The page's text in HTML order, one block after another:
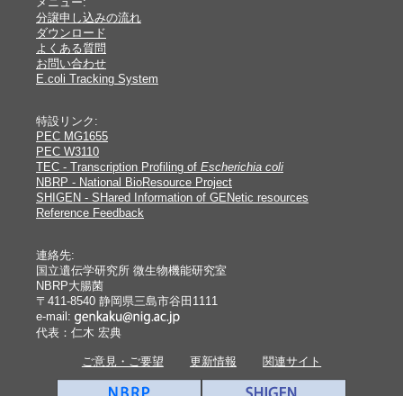
メニュー:
分譲申し込みの流れ
ダウンロード
よくある質問
お問い合わせ
E.coli Tracking System
特設リンク:
PEC MG1655
PEC W3110
TEC - Transcription Profiling of Escherichia coli
NBRP - National BioResource Project
SHIGEN - SHared Information of GENetic resources
Reference Feedback
連絡先:
国立遺伝学研究所 微生物機能研究室
NBRP大腸菌
〒411-8540 静岡県三島市谷田1111
e-mail:
代表：仁木 宏典
ご意見・ご要望 更新情報 関連サイト